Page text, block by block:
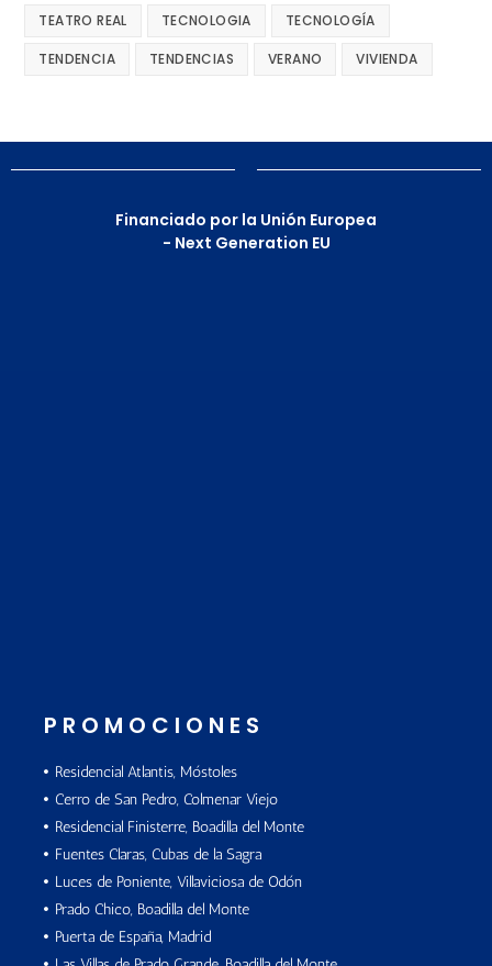
TEATRO REAL TECNOLOGIA TECNOLOGÍA
TENDENCIA TENDENCIAS VERANO VIVIENDA
Financiado por la Unión Europea
- Next Generation EU
PROMOCIONES
Residencial Atlantis, Móstoles
Cerro de San Pedro, Colmenar Viejo
Residencial Finisterre, Boadilla del Monte
Fuentes Claras, Cubas de la Sagra
Luces de Poniente, Villaviciosa de Odón
Prado Chico, Boadilla del Monte
Puerta de España, Madrid